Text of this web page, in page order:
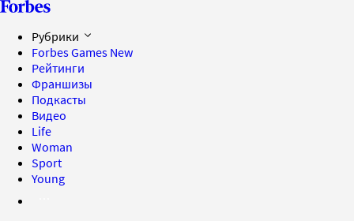
Рубрики
Forbes Games New
Рейтинги
Франшизы
Подкасты
Видео
Life
Woman
Sport
Young